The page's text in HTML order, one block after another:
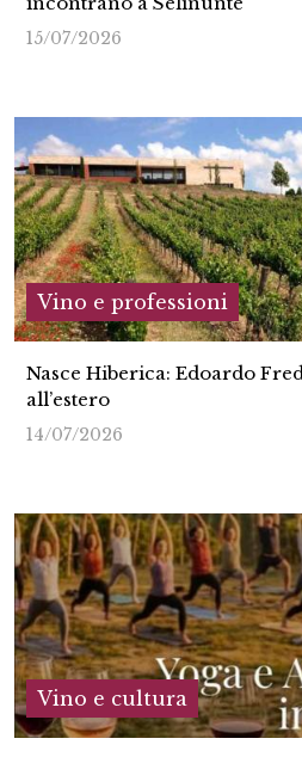
15/07/2026
Vino e professioni
Nasce Hiberica: Edoardo
all’estero
14/07/2026
Vino e cultura